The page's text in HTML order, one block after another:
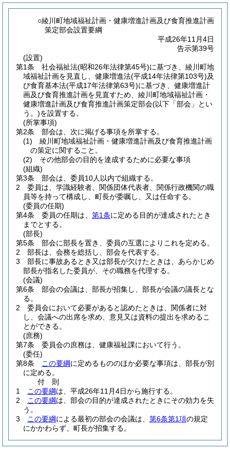
○綾川町地域福祉計画・健康増進計画及び食育推進計画
策定部会設置要綱
平成26年11月4日
告示第39号
(設置)
第1条
社会福祉法(昭和26年法律第45号)に基づき、綾川町地
域福祉計画を見直し、健康増進法(平成14年法律第103号)及
び食育基本法(平成17年法律第63号)に基づき、健康増進計
画及び食育推進計画を見直すため、綾川町地域福祉計画・
健康増進計画及び食育推進計画策定部会(以下「部会」とい
う。)を設置する。
(所掌事項)
第2条
部会は、次に掲げる事項を所掌する。
(1)
綾川町地域福祉計画・健康増進計画及び食育推進計画
の策定に関すること。
(2)
その他部会の目的を達成するために必要な事項
(組織)
第3条
部会は、委員10人以内で組織する。
2
委員は、学識経験者、関係団体代表者、関係行政機関の職
員等を持って構成し、町長が委嘱し、又は任命する。
(委員の任期)
第4条
委員の任期は、 第1条に定める目的が達成されたとき
までとする。
(部長)
第5条
部会に部長を置き、委員の互選によりこれを定める。
2
部長は、会務を総括し、部会を代表する。
3
部長に事故あるとき又は部長が欠けたときは、あらかじめ
部長が指名した委員が、その職務を代理する。
(会議)
第6条
部会の会議は、部長が招集し、部長が会議の議長とな
る。
2
委員会において必要があると認めたときは、関係者に対
し、会議への出席を求め、意見又は資料の提出を求めるこ
とができる。
(庶務)
第7条
委員会の庶務は、健康福祉課において行う。
(委任)
第8条
この要綱に定めるもののほか必要な事項は、部長が別
に定める。
付 則
1
この要綱は、平成26年11月4日から施行する。
2
この要綱は、部会の目的が達成されたときにその効力を失
う。
3
この要綱による最初の部会の会議は、 第6条第1項の規定
にかかわらず、町長が招集する。